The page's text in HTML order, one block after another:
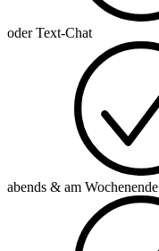
oder Text-Chat
abends & am Wochenende